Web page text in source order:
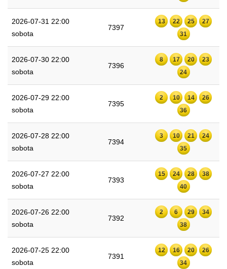
2026-07-31 22:00
sobota
7397
13 22 25
27
31
2026-07-30 22:00
sobota
7396
8 17 20
23
24
2026-07-29 22:00
sobota
7395
2 10 14
26
36
2026-07-28 22:00
sobota
7394
3 10 21
24
35
2026-07-27 22:00
sobota
7393
15 24 28
38
40
2026-07-26 22:00
sobota
7392
2 6 29
34
38
2026-07-25 22:00
sobota
7391
12 16 20
26
34